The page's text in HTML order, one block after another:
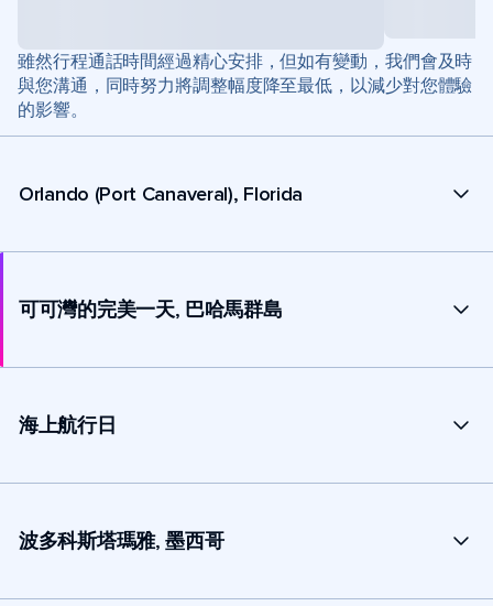
雖然行程通話時間經過精心安排，但如有變動，我們會及時
與您溝通，同時努力將調整幅度降至最低，以減少對您體驗
的影響。
Orlando (Port Canaveral), Florida
可可灣的完美一天, 巴哈馬群島
海上航行日
波多科斯塔瑪雅, 墨西哥